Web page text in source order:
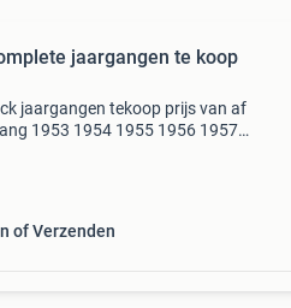
jaargangen te koop
jaargangen tekoop prijs van af
1953 1954 1955 1956 1957
of Verzenden